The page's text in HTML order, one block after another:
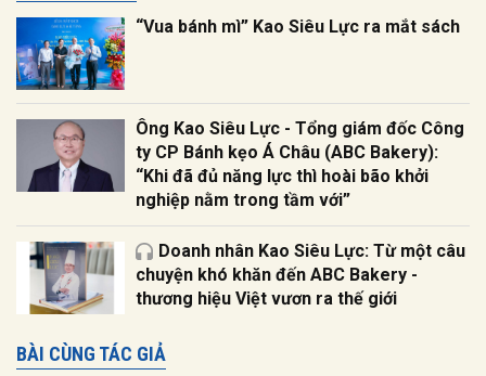
“Vua bánh mì” Kao Siêu Lực ra mắt sách
Ông Kao Siêu Lực - Tổng giám đốc Công
ty CP Bánh kẹo Á Châu (ABC Bakery):
“Khi đã đủ năng lực thì hoài bão khởi
nghiệp nằm trong tầm với”
Doanh nhân Kao Siêu Lực: Từ một câu
chuyện khó khăn đến ABC Bakery -
thương hiệu Việt vươn ra thế giới
BÀI CÙNG TÁC GIẢ